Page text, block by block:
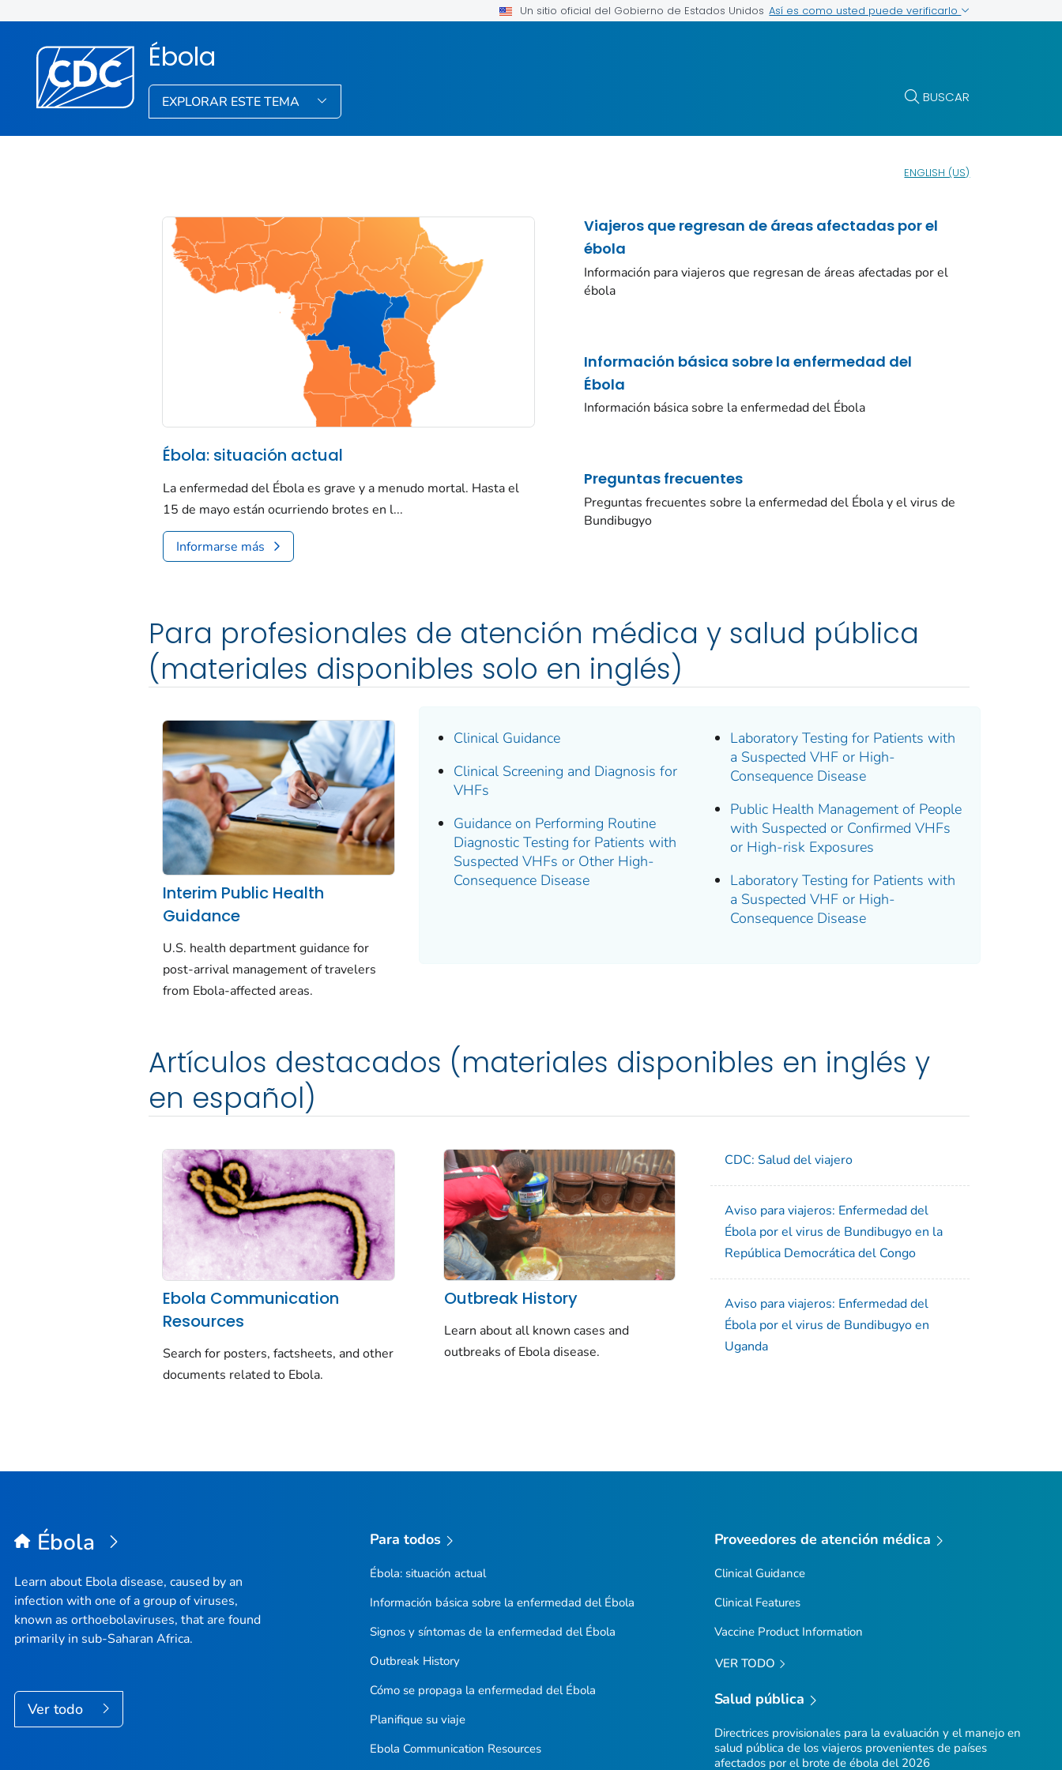
Un sitio oficial del Gobierno de Estados Unidos Así es como usted puede verificarlo
Ébola
EXPLORAR ESTE TEMA BUSCAR
ENGLISH (US)
Ébola: situación actual
La enfermedad del Ébola es grave y a menudo mortal. Hasta el
15 de mayo están ocurriendo brotes en l...
Informarse más
Viajeros que regresan de áreas afectadas por el
ébola
Información para viajeros que regresan de áreas afectadas por el
ébola
Información básica sobre la enfermedad del
Ébola
Información básica sobre la enfermedad del Ébola
Preguntas frecuentes
Preguntas frecuentes sobre la enfermedad del Ébola y el virus de
Bundibugyo
Para profesionales de atención médica y salud pública
(materiales disponibles solo en inglés)
Interim Public Health
Guidance
U.S. health department guidance for
post-arrival management of travelers
from Ebola-affected areas.
Clinical Guidance
Clinical Screening and Diagnosis for
VHFs
Guidance on Performing Routine
Diagnostic Testing for Patients with
Suspected VHFs or Other High-
Consequence Disease
Laboratory Testing for Patients with
a Suspected VHF or High-
Consequence Disease
Public Health Management of People
with Suspected or Confirmed VHFs
or High-risk Exposures
Laboratory Testing for Patients with
a Suspected VHF or High-
Consequence Disease
Artículos destacados (materiales disponibles en inglés y
en español)
Ebola Communication
Resources
Search for posters, factsheets, and other
documents related to Ebola.
Outbreak History
Learn about all known cases and
outbreaks of Ebola disease.
CDC: Salud del viajero
Aviso para viajeros: Enfermedad del
Ébola por el virus de Bundibugyo en la
República Democrática del Congo
Aviso para viajeros: Enfermedad del
Ébola por el virus de Bundibugyo en
Uganda
Ébola
Learn about Ebola disease, caused by an
infection with one of a group of viruses,
known as orthoebolaviruses, that are found
primarily in sub-Saharan Africa.
Ver todo
Para todos
Ébola: situación actual
Información básica sobre la enfermedad del Ébola
Signos y síntomas de la enfermedad del Ébola
Outbreak History
Cómo se propaga la enfermedad del Ébola
Planifique su viaje
Ebola Communication Resources
Proveedores de atención médica
Clinical Guidance
Clinical Features
Vaccine Product Information
VER TODO
Salud pública
Directrices provisionales para la evaluación y el manejo en
salud pública de los viajeros provenientes de países
afectados por el brote de ébola del 2026